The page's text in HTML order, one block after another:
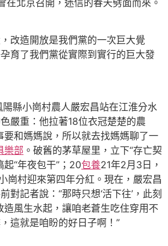
在北京召開，迷信的春天劈面而來。
造開放是我們黨的一次巨大覺
育了我們黨從實際到實行的巨大發
小崗村農人嚴宏昌站在江淮分水
嚴重：他拉著18位衣冠楚楚的農
要和媽媽說，所以就去找媽媽聊了一
樂部 。破舊的茅草屋里，立下“存亡契
“年夜包干”；20包養21年2月3日，
崗村迎來第四年分紅。現在，嚴宏昌
對記者說：“那時只想‘活下往’，此刻
造風生水起，讓咱老蒼生吃住穿用不
這就是咱盼的好日子啊！”